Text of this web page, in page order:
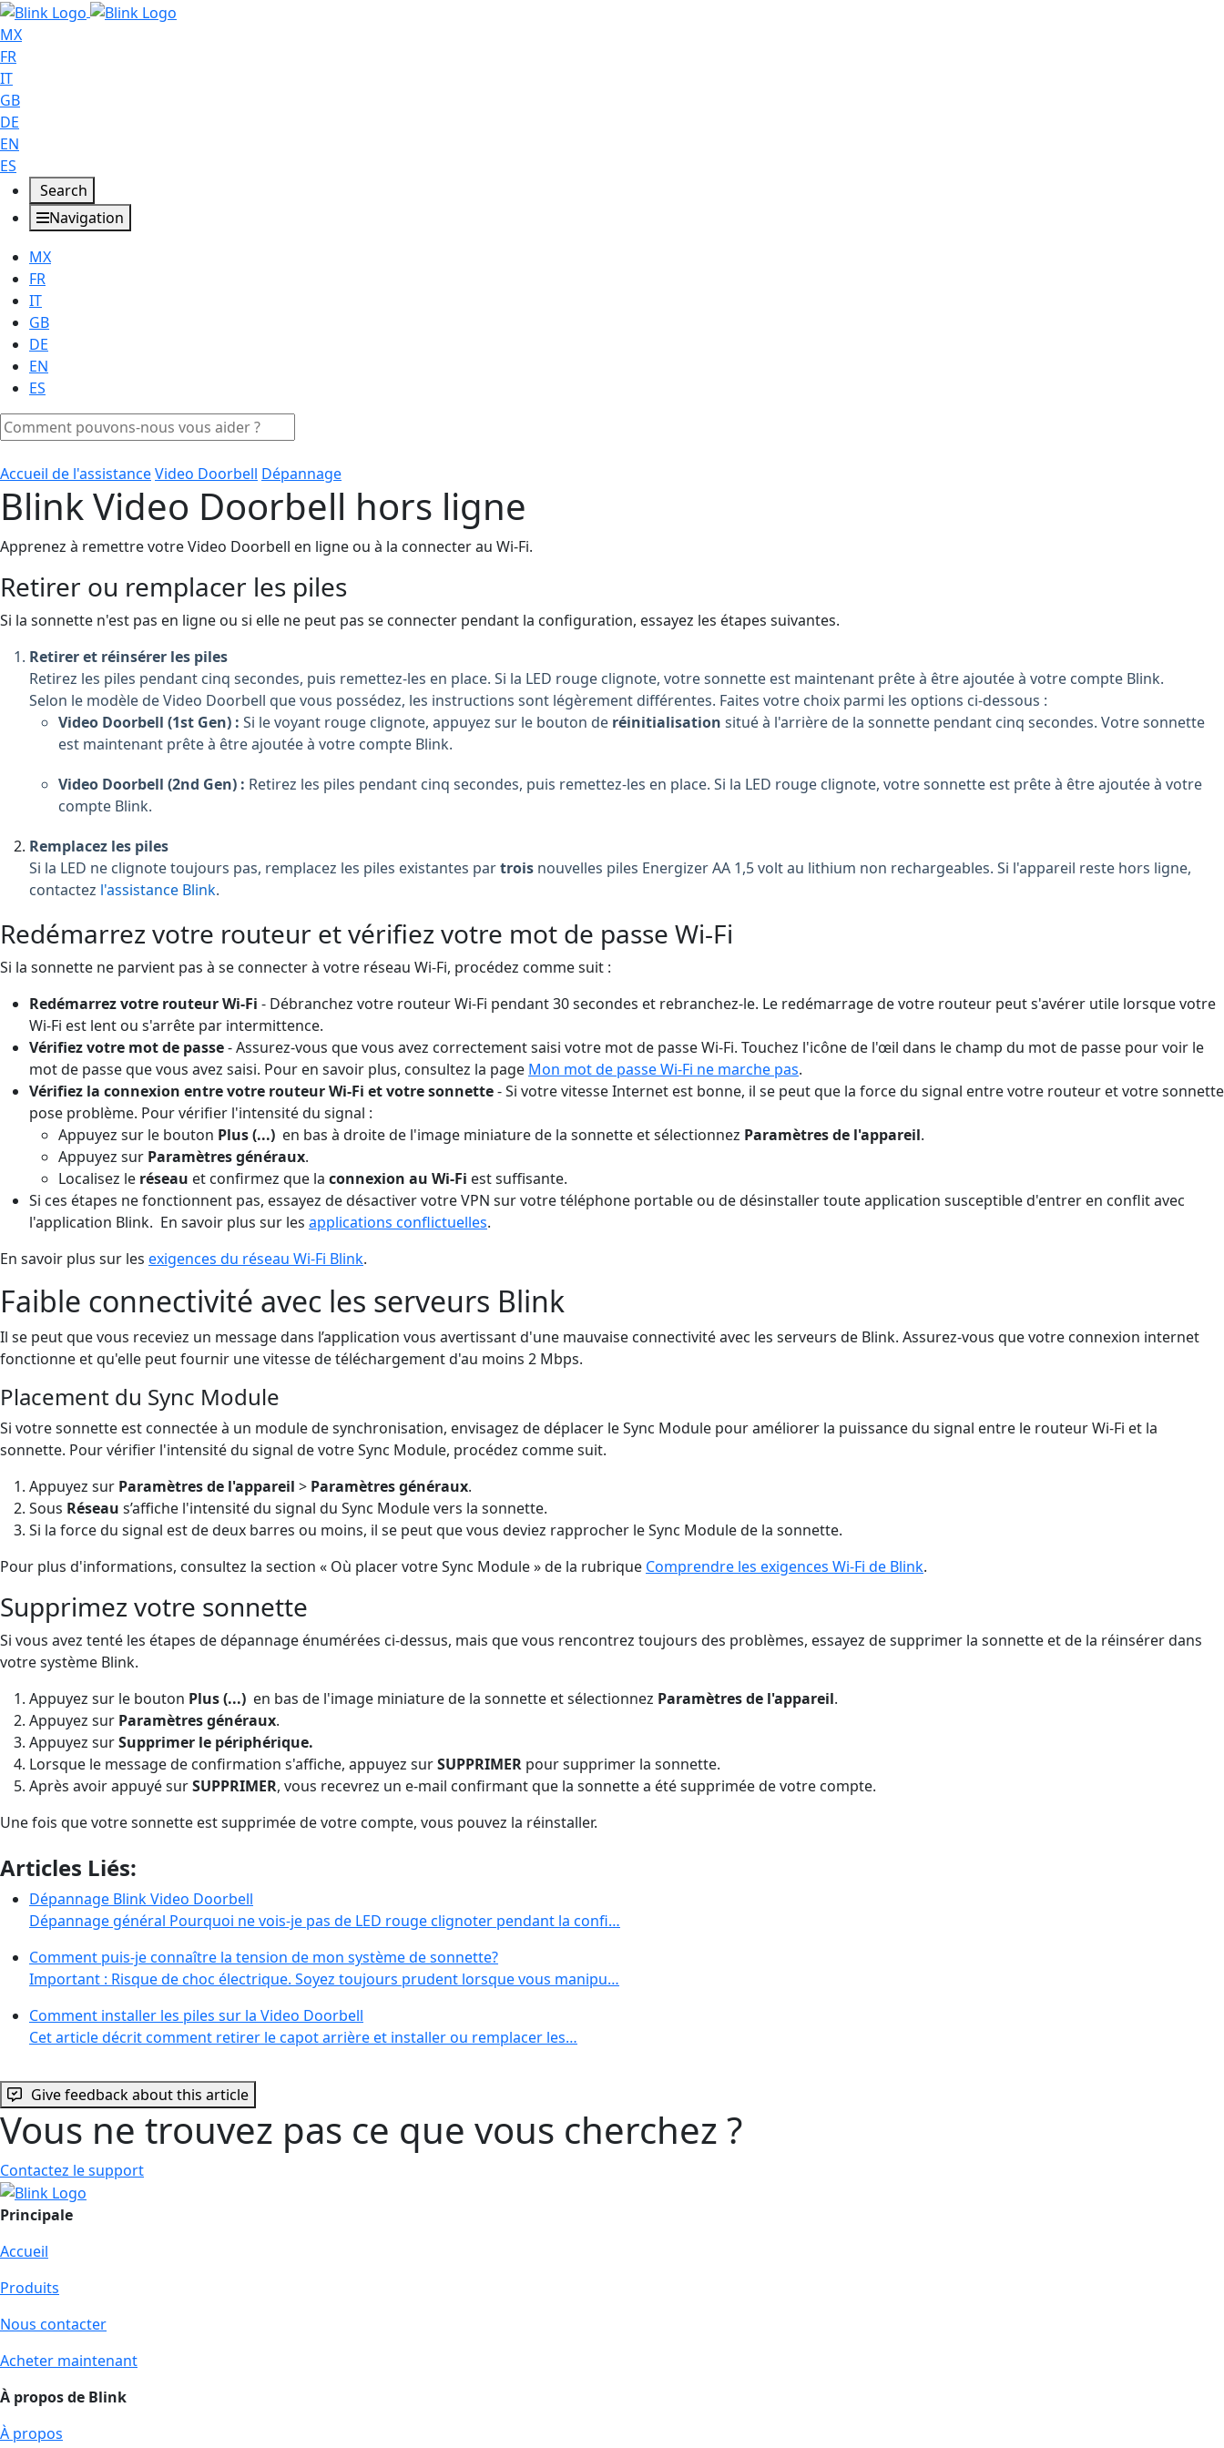
MX
FR
IT
GB
DE
EN
ES
Search
Navigation
MX
FR
IT
GB
DE
EN
ES
Accueil de l'assistanceVideo Doorbell Dépannage
Blink Video Doorbell hors ligne
Apprenez à remettre votre Video Doorbell en ligne ou à la connecter au Wi-Fi.
Retirer ou remplacer les piles
Si la sonnette n'est pas en ligne ou si elle ne peut pas se connecter pendant la configuration, essayez les étapes suivantes.
Retirer et réinsérer les piles
Retirez les piles pendant cinq secondes, puis remettez-les en place. Si la LED rouge clignote, votre sonnette est maintenant prête à être ajoutée à votre compte Blink.
Selon le modèle de Video Doorbell que vous possédez, les instructions sont légèrement différentes. Faites votre choix parmi les options ci-dessous :
Video Doorbell (1st Gen) : Si le voyant rouge clignote, appuyez sur le bouton de réinitialisation situé à l'arrière de la sonnette pendant cinq secondes. Votre sonnette
est maintenant prête à être ajoutée à votre compte Blink.
Video Doorbell (2nd Gen) : Retirez les piles pendant cinq secondes, puis remettez-les en place. Si la LED rouge clignote, votre sonnette est prête à être ajoutée à votre
compte Blink.
Remplacez les piles
Si la LED ne clignote toujours pas, remplacez les piles existantes partrois nouvelles piles Energizer AA 1,5 volt au lithium non rechargeables. Si l'appareil reste hors ligne,
contactez l'assistance Blink.
Redémarrez votre routeur et vérifiez votre mot de passe Wi-Fi
Si la sonnette ne parvient pas à se connecter à votre réseau Wi-Fi, procédez comme suit :
Redémarrez votre routeur Wi-Fi - Débranchez votre routeur Wi-Fi pendant 30 secondes et rebranchez-le. Le redémarrage de votre routeur peut s'avérer utile lorsque votre
Wi-Fi est lent ou s'arrête par intermittence.
Vérifiez votre mot de passe- Assurez-vous que vous avez correctement saisi votre mot de passe Wi-Fi. Touchez l'icône de l'œil dans le champ du mot de passe pour voir le
mot de passe que vous avez saisi. Pour en savoir plus, consultez la page Mon mot de passe Wi-Fi ne marche pas.
Vérifiez la connexion entre votre routeur Wi-Fi et votre sonnette-Si votre vitesse Internet est bonne, il se peut que la force du signal entre votre routeur et votre sonnette
pose problème. Pour vérifier l'intensité du signal :
Appuyez sur le bouton Plus (...) en bas à droite de l'image miniature de la sonnette et sélectionnez Paramètres de l'appareil.
Appuyez sur Paramètres généraux.
Localisez le réseau et confirmez que la connexion au Wi-Fi est suffisante.
Si ces étapes ne fonctionnent pas, essayez de désactiver votre VPN sur votre téléphone portable ou de désinstaller toute application susceptible d'entrer en conflit avec
l'application Blink. En savoir plus sur les applications conflictuelles.
En savoir plus sur les exigences du réseau Wi-Fi Blink.
Faible connectivité avec les serveurs Blink
Il se peut que vous receviez un message dans l’application vous avertissant d'une mauvaise connectivité avec les serveurs de Blink. Assurez-vous que votre connexion internet
fonctionne et qu'elle peut fournir une vitesse de téléchargement d'au moins 2 Mbps.
Placement du Sync Module
Si votre sonnette est connectée à un module de synchronisation, envisagez de déplacer le Sync Module pour améliorer la puissance du signal entre le routeur Wi-Fi et la
sonnette. Pour vérifier l'intensité du signal de votre Sync Module, procédez comme suit.
Appuyez sur Paramètres de l'appareil > Paramètres généraux.
Sous Réseau s’affiche l'intensité du signal du Sync Module vers la sonnette.
Si la force du signal est de deux barres ou moins, il se peut que vous deviez rapprocher le Sync Module de la sonnette.
Pour plus d'informations, consultez la section « Où placer votre Sync Module » de la rubrique Comprendre les exigences Wi-Fi de Blink.
Supprimez votre sonnette
Si vous avez tenté les étapes de dépannage énumérées ci-dessus, mais que vous rencontrez toujours des problèmes, essayez de supprimer la sonnette et de la réinsérer dans
votre système Blink.
Appuyez sur le bouton Plus (...) en bas de l'image miniature de la sonnette et sélectionnez Paramètres de l'appareil.
Appuyez sur Paramètres généraux.
Appuyez surSupprimer le périphérique.
Lorsque le message de confirmation s'affiche, appuyez surSUPPRIMER pour supprimer la sonnette.
Après avoir appuyé surSUPPRIMER, vous recevrez un e-mail confirmant que la sonnette a été supprimée de votre compte.
Une fois que votre sonnette est supprimée de votre compte, vous pouvez la réinstaller.
Articles Liés:
Dépannage Blink Video Doorbell
Dépannage général Pourquoi ne vois-je pas de LED rouge clignoter pendant la confi…
Comment puis-je connaître la tension de mon système de sonnette?
Important : Risque de choc électrique. Soyez toujours prudent lorsque vous manipu…
Comment installer les piles sur la Video Doorbell
Cet article décrit comment retirer le capot arrière et installer ou remplacer les…
Give feedback about this article
Vous ne trouvez pas ce que vous cherchez ?
Contactez le support
Principale
Accueil
Produits
Nous contacter
Acheter maintenant
À propos de Blink
À propos